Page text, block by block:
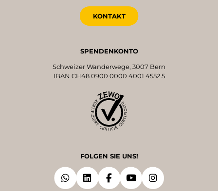
KONTAKT
SPENDENKONTO
Schweizer Wanderwege, 3007 Bern
IBAN CH48 0900 0000 4001 4552 5
FOLGEN SIE UNS!